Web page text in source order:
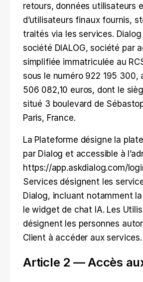
retours, données utilisateurs
d’utilisateurs finaux fournis,
traités via les services.
société DIALOG, société par
simplifiée immatriculée au
sous le numéro 922 195 300,
506 082,10 euros, dont le
situé 3 boulevard de
Paris, France.
La Plateforme désigne la
par Dialog et accessible à
https://app.askdialog.com/
Services désignent les
Dialog, incluant notamment
le widget de chat IA. Les
désignent les personnes
Client à accéder aux services.
Article 2 — Accès